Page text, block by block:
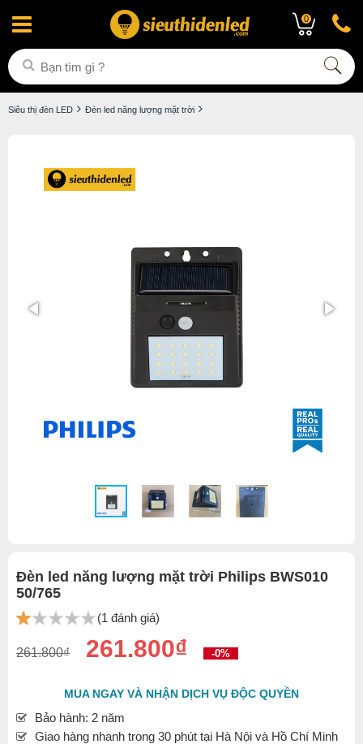
0
Siêu thị đèn LED Đèn led năng lượng mặt trời
Đèn led năng lượng mặt trời Philips BWS010
50/765
(1 đánh giá)
261.800₫ 261.800₫ -0%
MUA NGAY VÀ NHẬN DỊCH VỤ ĐỘC QUYỀN
Bảo hành: 2 năm
Giao hàng nhanh trong 30 phút tại Hà Nội và Hồ Chí Minh